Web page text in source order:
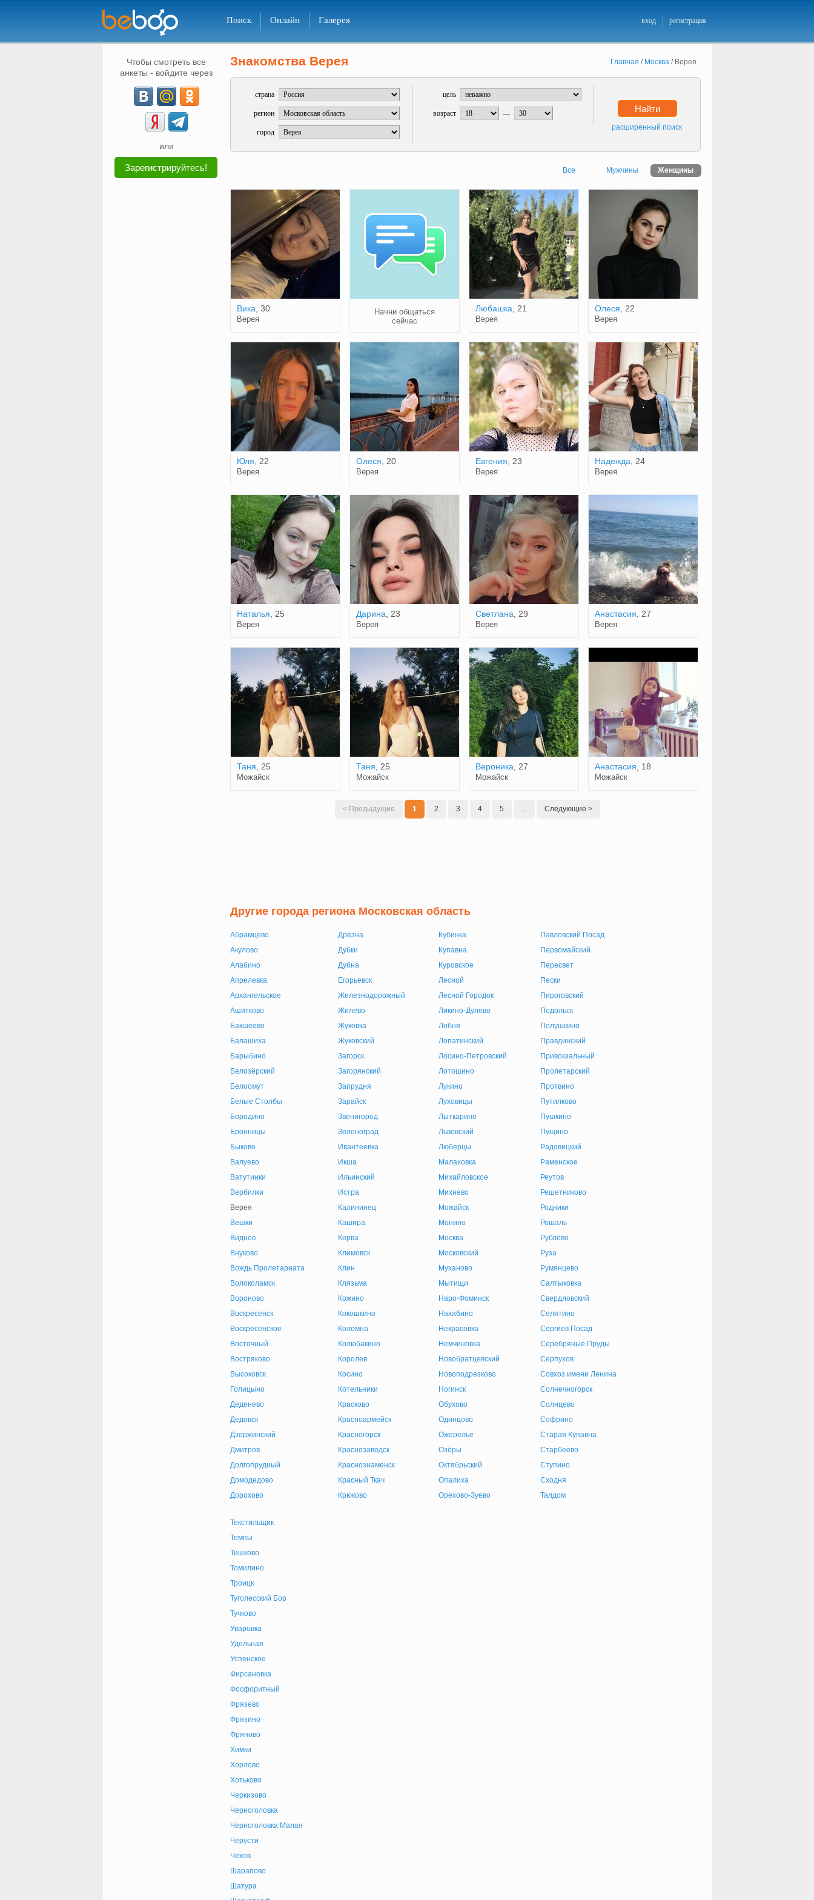
Поиск Онлайн Галерея вход регистрация
Чтобы смотреть все
анкеты - войдите через
или
Зарегистрируйтесь!
Знакомства Верея Главная / Москва/ Верея
страна
регион
город
цель
возраст — Найти
расширенный поиск
Все Мужчины Женщины
Вика , 30
Верея
Начни общаться
сейчас
Любашка , 21
Верея
Олеся , 22
Верея
Юля , 22
Верея
Олеся , 20
Верея
Евгения , 23
Верея
Надежда , 24
Верея
Наталья , 25
Верея
Дарина , 23
Верея
Светлана , 29
Верея
Анастасия , 27
Верея
Таня , 25
Можайск
Таня , 25
Можайск
Вероника , 27
Можайск
Анастасия , 18
Можайск
< Предыдущие 1 2 3 4 5 ... Следующие >
Другие города региона Московская область
Абрамцево
Акулово
Алабино
Апрелевка
Архангельское
Ашитково
Бакшеево
Балашиха
Барыбино
Белозёрский
Белоомут
Белые Столбы
Бородино
Бронницы
Быково
Валуево
Ватутинки
Вербилки
Верея
Вешки
Видное
Внуково
Вождь Пролетариата
Волоколамск
Вороново
Воскресенск
Воскресенское
Восточный
Востряково
Высоковск
Голицыно
Деденево
Дедовск
Дзержинский
Дмитров
Долгопрудный
Домодедово
Дорохово
Дрезна
Дубки
Дубна
Егорьевск
Железнодорожный
Жилево
Жуковка
Жуковский
Загорск
Загорянский
Запрудня
Зарайск
Звенигород
Зеленоград
Ивантеевка
Икша
Ильинский
Истра
Калининец
Кашира
Керва
Климовск
Клин
Клязьма
Кожино
Кокошкино
Коломна
Колюбакино
Королев
Косино
Котельники
Красково
Красноармейск
Красногорск
Краснозаводск
Краснознаменск
Красный Ткач
Крюково
Кубинка
Купавна
Куровское
Лесной
Лесной Городок
Ликино-Дулёво
Лобня
Лопатинский
Лосино-Петровский
Лотошино
Лукино
Луховицы
Лыткарино
Львовский
Люберцы
Малаховка
Михайловское
Михнево
Можайск
Монино
Москва
Московский
Муханово
Мытищи
Наро-Фоминск
Нахабино
Некрасовка
Немчиновка
Новобратцевский
Новоподрезково
Ногинск
Обухово
Одинцово
Ожерелье
Озёры
Октябрьский
Опалиха
Орехово-Зуево
Павловский Посад
Первомайский
Пересвет
Пески
Пироговский
Подольск
Полушкино
Правдинский
Привокзальный
Пролетарский
Протвино
Путилково
Пушкино
Пущино
Радовицкий
Раменское
Реутов
Решетниково
Родники
Рошаль
Рублёво
Руза
Румянцево
Салтыковка
Свердловский
Селятино
Сергиев Посад
Серебряные Пруды
Серпухов
Совхоз имени Ленина
Солнечногорск
Солнцево
Софрино
Старая Купавна
Старбеево
Ступино
Сходня
Талдом
Текстильщик
Темпы
Тишково
Томилино
Троицк
Туголесский Бор
Тучково
Уваровка
Удельная
Успенское
Фирсановка
Фосфоритный
Фрязево
Фрязино
Фряново
Химки
Хорлово
Хотьково
Черкизово
Черноголовка
Черноголовка Малая
Черусти
Чехов
Шарапово
Шатура